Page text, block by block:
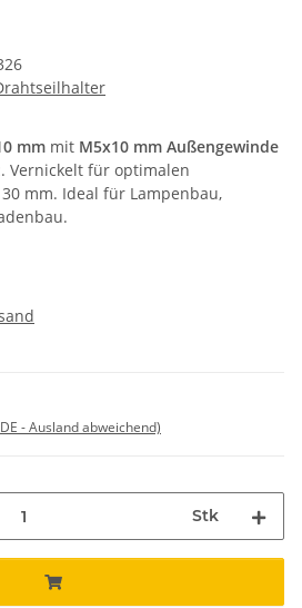
mm mit M5x10 mm Außengewinde
Vernickelt für optimalen
mm. Ideal für Lampenbau,
- Ausland abweichend)
Stk